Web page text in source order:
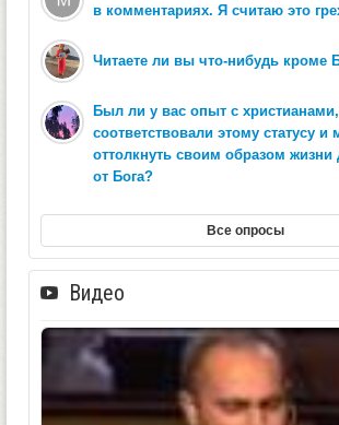
в комментариях. Я считаю это
Читаете ли вы что-нибудь кроме
Был ли у вас опыт с
соответствовали этому статусу и
оттолкнуть своим образом жизни
от Бога?
Все опросы
Видео